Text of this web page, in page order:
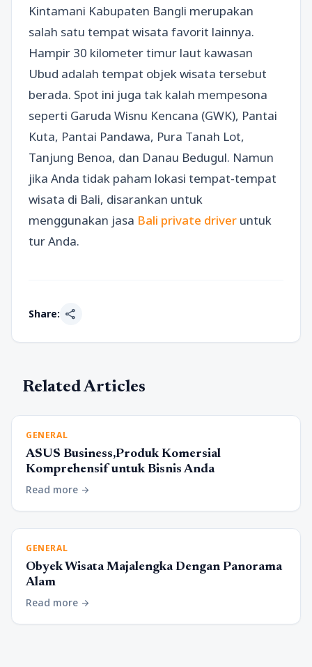
Kintamani Kabupaten Bangli merupakan
salah satu tempat wisata favorit lainnya.
Hampir 30 kilometer timur laut kawasan
Ubud adalah tempat objek wisata tersebut
berada. Spot ini juga tak kalah mempesona
seperti Garuda Wisnu Kencana (GWK), Pantai
Kuta, Pantai Pandawa, Pura Tanah Lot,
Tanjung Benoa, dan Danau Bedugul. Namun
jika Anda tidak paham lokasi tempat-tempat
wisata di Bali, disarankan untuk
menggunakan jasa Bali private driver untuk
tur Anda.
Share: share
Related Articles
GENERAL
ASUS Business,Produk Komersial
Komprehensif untuk Bisnis Anda
Read more arrow_forward
GENERAL
Obyek Wisata Majalengka Dengan Panorama
Alam
Read more arrow_forward